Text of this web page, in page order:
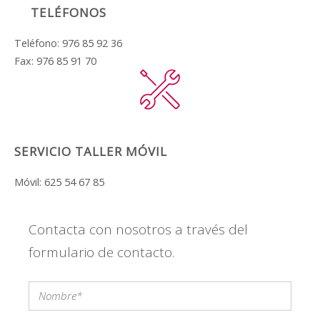
TELÉFONOS
Teléfono: 976 85 92 36
Fax: 976 85 91 70
SERVICIO TALLER MÓVIL
Móvil: 625 54 67 85
Contacta con nosotros a través del
formulario de contacto.